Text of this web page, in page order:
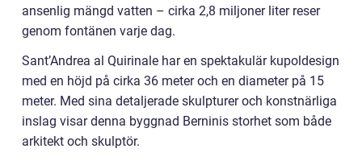
ansenlig mängd vatten – cirka 2,8 miljoner liter reser
genom fontänen varje dag.
Sant’Andrea al Quirinale har en spektakulär kupoldesign
med en höjd på cirka 36 meter och en diameter på 15
meter. Med sina detaljerade skulpturer och konstnärliga
inslag visar denna byggnad Berninis storhet som både
arkitekt och skulptör.